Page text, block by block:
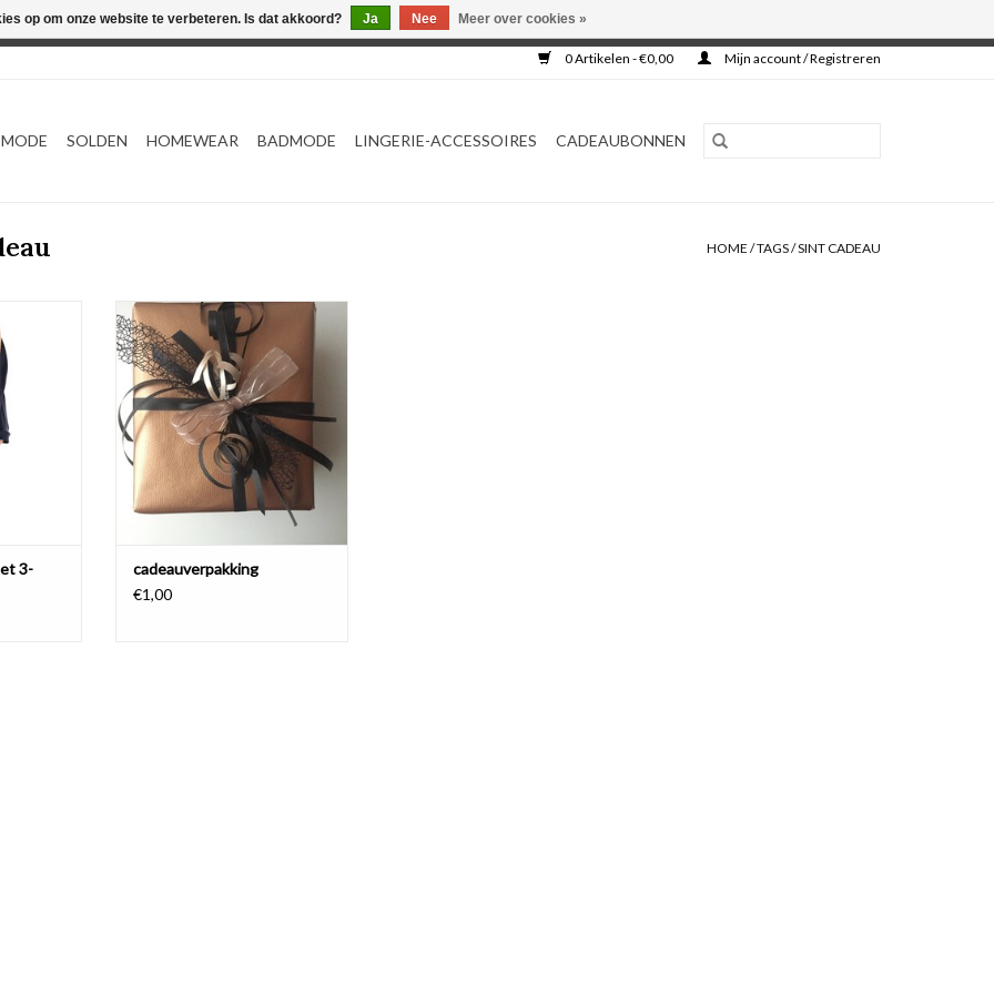
0 Artikelen - €0,00 Mijn account / Registreren
SOLDEN HOMEWEAR BADMODE LINGERIE-ACCESSOIRES CADEAUBONNEN
HOME /TAGS/SINT CADEAU
3-
Een leuke cadeau verpakking.
TOEVOEGEN AAN WINKELWAGEN
cadeauverpakking
€1,00
op om onze website te verbeteren. Is dat akkoord? Ja Nee Meer over cookies »
Webshop werkt met EU maten. .